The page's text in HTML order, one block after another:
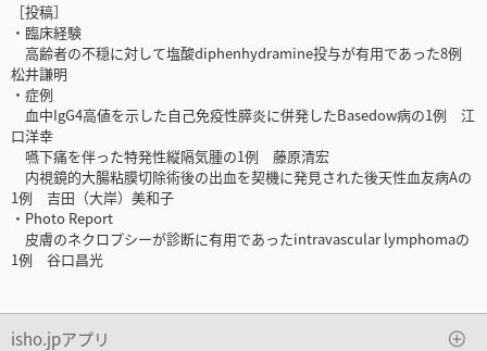
［投稿］
・臨床経験
高齢者の不穏に対して塩酸diphenhydramine投与が有用であった8例
松井謙明
・症例
血中IgG4高値を示した自己免疫性膵炎に併発したBasedow病の1例 江
口洋幸
嚥下痛を伴った特発性縦隔気腫の1例 藤原清宏
内視鏡的大腸粘膜切除術後の出血を契機に発見された後天性血友病Aの
1例 吉田（大岸）美和子
・Photo Report
皮膚のネクロプシーが診断に有用であったintravascular lymphomaの
1例 谷口昌光
isho.jpアプリ